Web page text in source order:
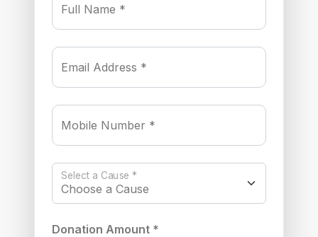
Full Name *
Email Address *
Mobile Number *
Select a Cause *
Donation Amount *